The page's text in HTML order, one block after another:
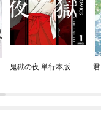
鬼獄の夜 単行本版